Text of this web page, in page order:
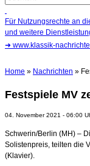
Für Nutzungsrechte an
und weitere
➜ www.klassik-
Home » Nachrichten »
Festspiele MV
04. November 2021 - 06:00
Schwerin/Berlin (MH) –
Solistenpreis, teilten die
(Klavier).